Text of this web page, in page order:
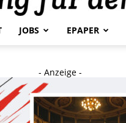
JOBS EPAPER
- Anzeige -